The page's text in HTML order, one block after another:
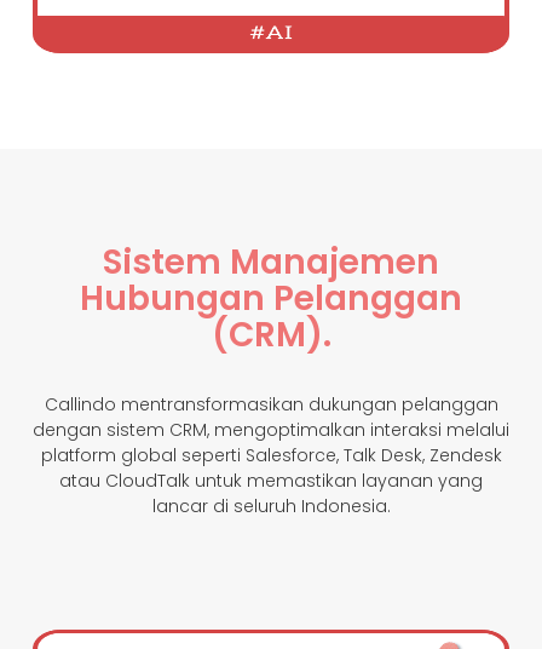
Sistem Manajemen
Hubungan Pelanggan
(CRM).
Callindo mentransformasikan dukungan pelanggan
dengan sistem CRM, mengoptimalkan interaksi melalui
platform global seperti Salesforce, Talk Desk, Zendesk
atau CloudTalk untuk memastikan layanan yang
lancar di seluruh Indonesia.